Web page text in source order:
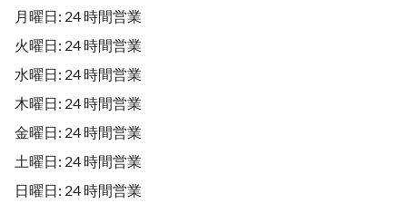
月曜日: 24 時間営業
火曜日: 24 時間営業
水曜日: 24 時間営業
木曜日: 24 時間営業
金曜日: 24 時間営業
土曜日: 24 時間営業
日曜日: 24 時間営業